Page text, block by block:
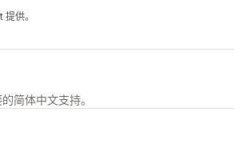
供。
简体中文支持。